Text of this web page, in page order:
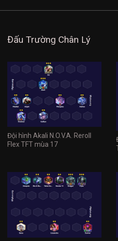
Đấu Trường Chân Lý
Đội hình Akali N.O.V.A. Reroll
Flex TFT mùa 17